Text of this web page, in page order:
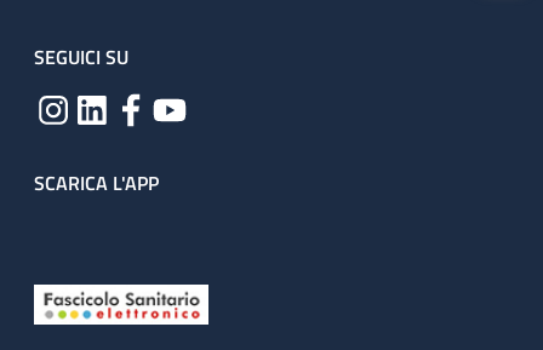
SEGUICI SU
SCARICA L'APP